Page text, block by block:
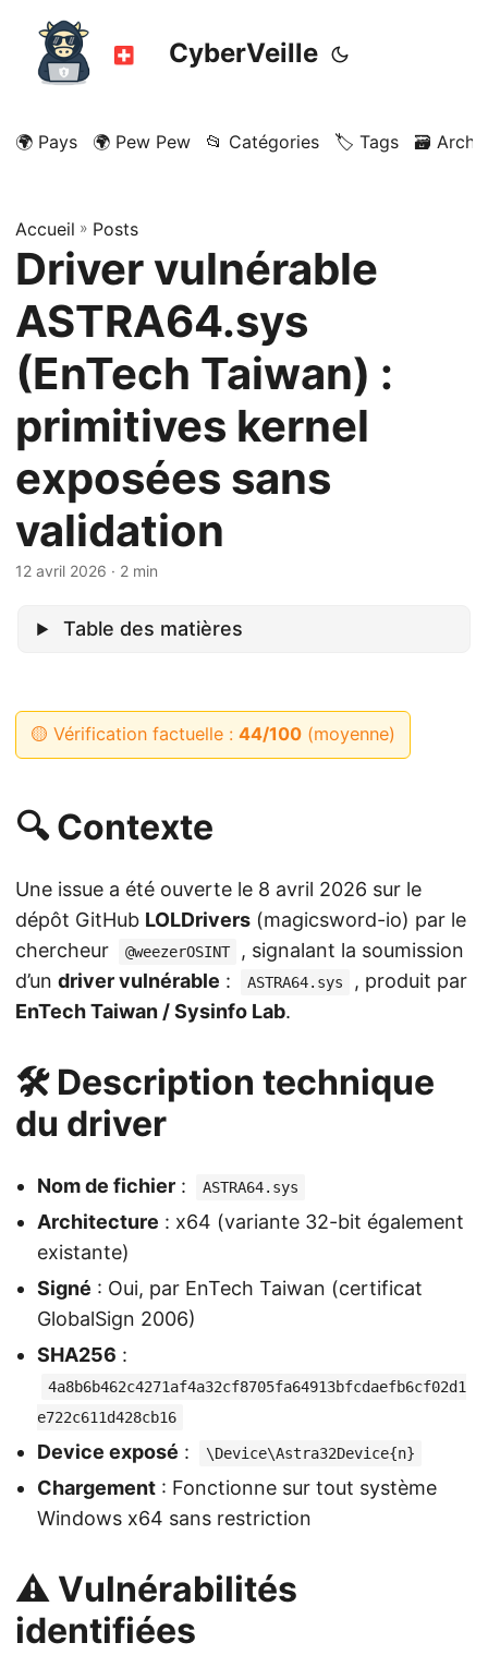
CyberVeille
🌍 Pays 🌍 Pew Pew 📂 Catégories 🏷️ Tags 🗃️
Accueil » Posts
Driver vulnérable
ASTRA64.sys
(EnTech Taiwan) :
primitives kernel
exposées sans
validation
12 avril 2026 · 2 min
Table des matières
🟡 Vérification factuelle : 44/100(moyenne)
🔍 Contexte
Une issue a été ouverte le 8 avril 2026 sur le
dépôt GitHub LOLDrivers (magicsword-io) par le
chercheur
@weezerOSINT
, signalant la soumission
d’un driver vulnérable : ASTRA64.sys
, produit par
EnTech Taiwan / Sysinfo Lab.
🛠️ Description technique
du driver
Nom de fichier : ASTRA64.sys
Architecture : x64 (variante 32-bit également
existante)
Signé : Oui, par EnTech Taiwan (certificat
GlobalSign 2006)
SHA256 :
4a8b6b462c4271af4a32cf8705fa64913bfcdaefb6cf02d1
e722c611d428cb16
Device exposé : \Device\Astra32Device{n}
Chargement : Fonctionne sur tout système
Windows x64 sans restriction
⚠️ Vulnérabilités
identifiées